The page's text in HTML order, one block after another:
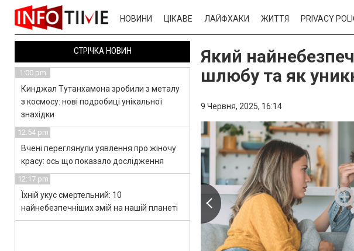
НОВИНИ ЦІКАВЕ ЛАЙФХАКИ ЖИТТЯ PRIVACY
Який
шлюбу та як
9 Червня, 2025, 16:14
СТРІЧКА НОВИН
1:00 pm
Кинджал Тутанхамона зробили з металу
з космосу: нові подробиці унікальної
знахідки
12:54 pm
Вчені переглянули уявлення про жіночу
красу: ось що показало дослідження
12:17 pm
Їхній укус смертельний: 10
найнебезпечніших змій на нашій планеті